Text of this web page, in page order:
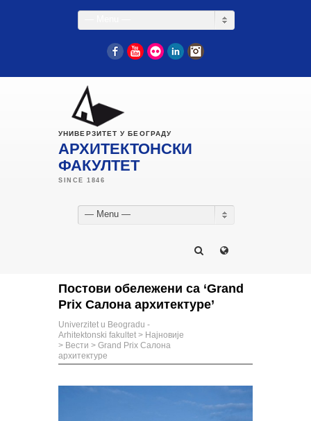
FacebookYouTube
Flickr LinkedIn
УНИВЕРЗИТЕТ У БЕОГРАДУ
АРХИТЕКТОНСКИ
ФАКУЛТЕТ
— Menu —
Постови обележени са ‘Grand
Prix Салона архитектуре’
Univerzitet u Beogradu -
Arhitektonski fakultet > Најновије
> Вести > Grand Prix Салона
архитектуре